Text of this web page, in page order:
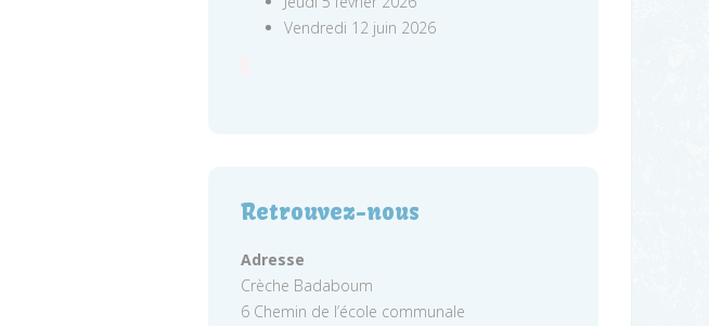
Vendredi 12 juin 2026
Retrouvez-nous
Adresse
Crèche Badaboum
6 Chemin de l’école communale